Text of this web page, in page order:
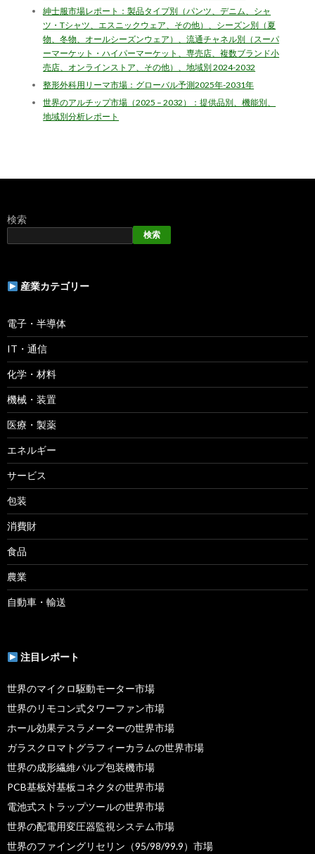
紳士服市場レポート：製品タイプ別（パンツ、デニム、シャ
ツ・Tシャツ、エスニックウェア、その他）、シーズン別（夏
物、冬物、オールシーズンウェア）、流通チャネル別（スーパ
ーマーケット・ハイパーマーケット、専売店、複数ブランド小
売店、オンラインストア、その他）、地域別 2024-2032
整形外科用リーマ市場：グローバル予測2025年-2031年
世界のアルチップ市場（2025 – 2032）：提供品別、機能別、
地域別分析レポート
検索
検索
産業カテゴリー
電子・半導体
IT・通信
化学・材料
機械・装置
医療・製薬
エネルギー
サービス
包装
消費財
食品
農業
自動車・輸送
注目レポート
世界のマイクロ駆動モーター市場
世界のリモコン式タワーファン市場
ホール効果テスラメーターの世界市場
ガラスクロマトグラフィーカラムの世界市場
世界の成形繊維パルプ包装機市場
PCB基板対基板コネクタの世界市場
電池式ストラップツールの世界市場
世界の配電用変圧器監視システム市場
世界のファイングリセリン（95/98/99.9）市場